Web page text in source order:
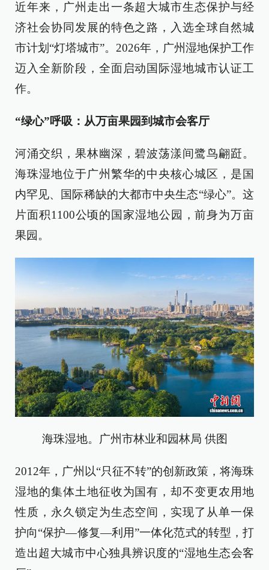
近年来，广州走出一条超大城市生态保护与经
济社会协同发展的特色之路，入选全球自然城
市计划“灯塔城市”。2026年，广州湿地保护工作
迈入全新阶段，全面启动国际湿地城市认证工
作。
“绿心”呼吸：从万亩果园到城市会客厅
河涌交织，果林幽深，碧波荡漾间鹭鸟翩跹。
海珠湿地位于广州繁华的中央核心城区，是国
内罕见、国际稀缺的大都市中央生态“绿心”。这
片面积1100公顷的国家湿地公园，前身为万亩
果园。
海珠湿地。广州市林业和园林局 供图
2012年，广州以“只征不转”的创新政策，将海珠
湿地的集体土地征收为国有，却不变更农用地
性质，永久锁定为生态空间，实现了从单一保
护向“保护—修复—利用”一体化范式的转型，打
造出超大城市中心独具辨识度的“湿地生态会客